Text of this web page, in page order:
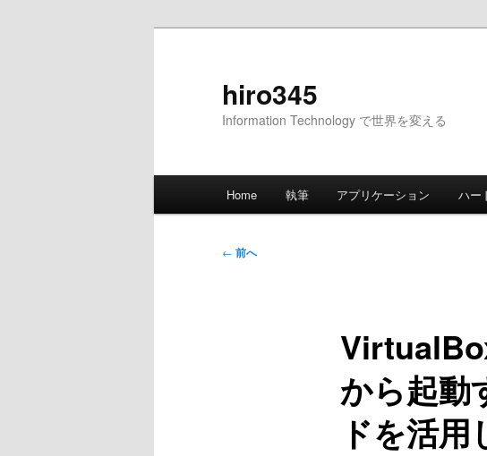
hiro345
Information Technology で世界を変える
Home 執筆 アプリケーション ハー
投
← 前へ
から起動
ドを活用